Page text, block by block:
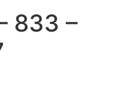
833 –